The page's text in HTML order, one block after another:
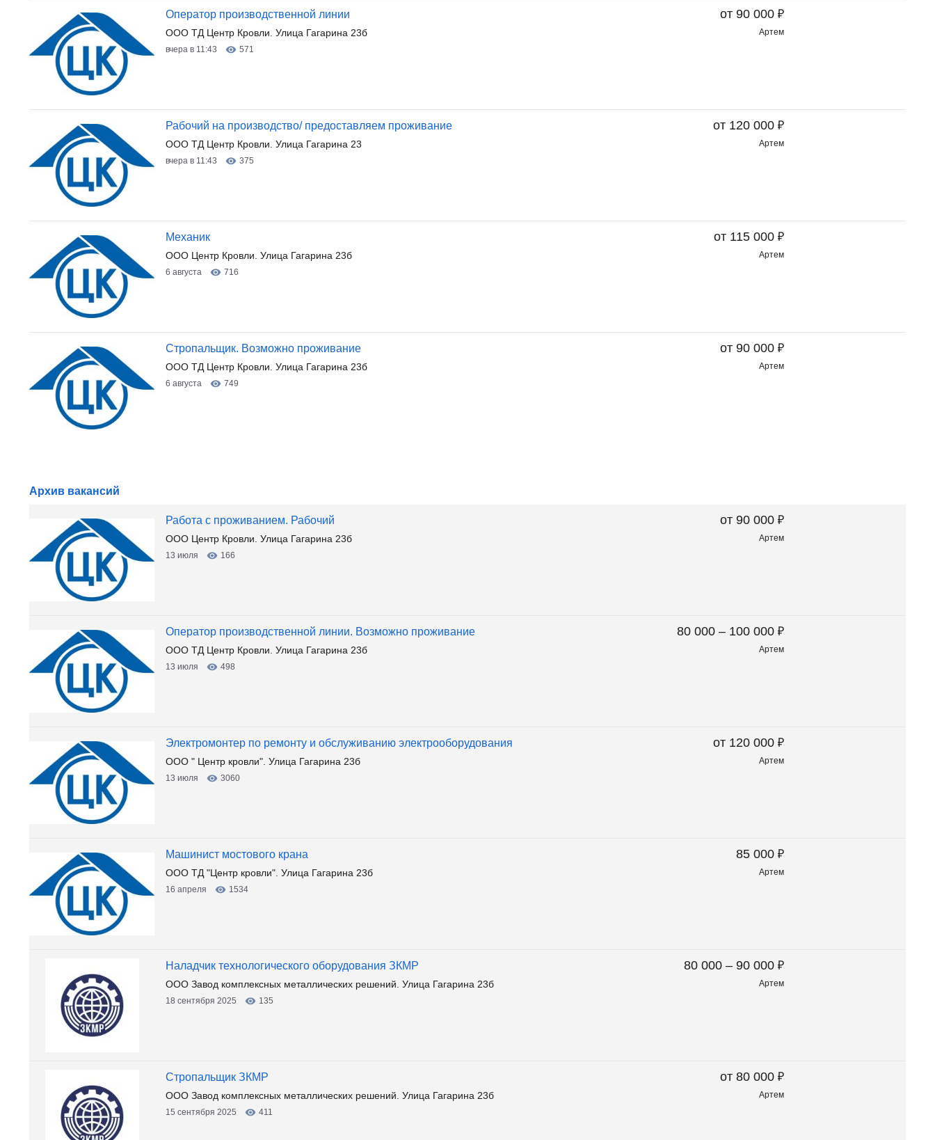
от 90 000 ₽
Артем
Оператор производственной линии
ООО ТД Центр Кровли. Улица Гагарина 23б
вчера в 11:43 571
от 120 000 ₽
Артем
Рабочий на производство/ предоставляем проживание
ООО ТД Центр Кровли. Улица Гагарина 23
вчера в 11:43 375
от 115 000 ₽
Артем
Механик
ООО Центр Кровли. Улица Гагарина 23б
6 августа 716
от 90 000 ₽
Артем
Стропальщик. Возможно проживание
ООО ТД Центр Кровли. Улица Гагарина 23б
6 августа 749
Архив вакансий
от 90 000 ₽
Артем
Работа с проживанием. Рабочий
ООО Центр Кровли. Улица Гагарина 23б
13 июля 166
80 000 – 100 000 ₽
Артем
Оператор производственной линии. Возможно проживание
ООО ТД Центр Кровли. Улица Гагарина 23б
13 июля 498
от 120 000 ₽
Артем
Электромонтер по ремонту и обслуживанию электрооборудования
ООО " Центр кровли". Улица Гагарина 23б
13 июля 3060
85 000 ₽
Артем
Машинист мостового крана
ООО ТД "Центр кровли". Улица Гагарина 23б
16 апреля 1534
80 000 – 90 000 ₽
Артем
Наладчик технологического оборудования ЗКМР
ООО Завод комплексных металлических решений. Улица Гагарина 23б
18 сентября 2025 135
от 80 000 ₽
Артем
Стропальщик ЗКМР
ООО Завод комплексных металлических решений. Улица Гагарина 23б
15 сентября 2025 411